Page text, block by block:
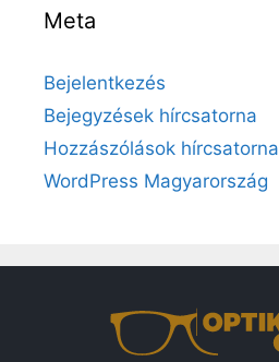
Meta
Bejelentkezés
Bejegyzések hírcsatorna
Hozzászólások hírcsatorna
WordPress Magyarország